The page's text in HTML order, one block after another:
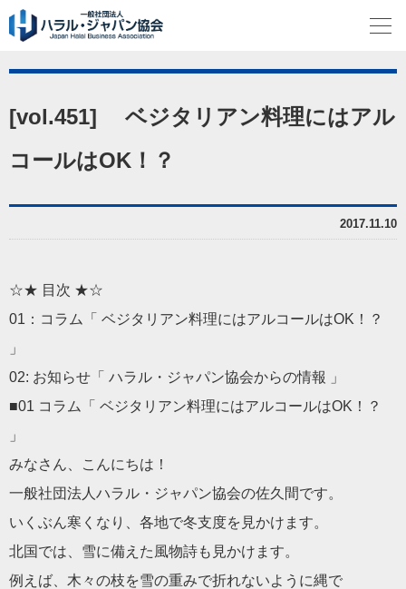
[vol.451] ベジタリアン料理にはアル
コールはOK！？
2017.11.10
☆★ 目次 ★☆
01：コラム「 ベジタリアン料理にはアルコールはOK！？
」
02: お知らせ「 ハラル・ジャパン協会からの情報 」
■01 コラム「 ベジタリアン料理にはアルコールはOK！？
」
みなさん、こんにちは！
一般社団法人ハラル・ジャパン協会の佐久間です。
いくぶん寒くなり、各地で冬支度を見かけます。
北国では、雪に備えた風物詩も見かけます。
例えば、木々の枝を雪の重みで折れないように縄で